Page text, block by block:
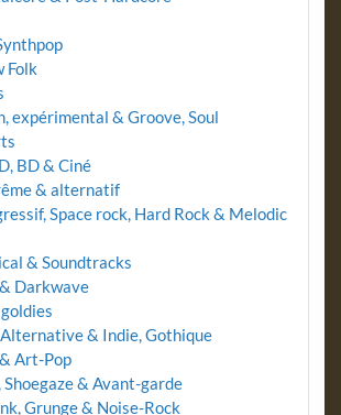
Folk
expérimental & Groove, Soul
BD & Ciné
& alternatif
Space rock, Hard Rock & Melodic
& Soundtracks
Darkwave
Alternative & Indie, Gothique
Art-Pop
Shoegaze & Avant-garde
Grunge & Noise-Rock